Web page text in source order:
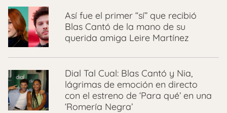
Así fue el primer “sí” que recibió
Blas Cantó de la mano de su
querida amiga Leire Martínez
Dial Tal Cual: Blas Cantó y Nia,
lágrimas de emoción en directo
con el estreno de ‘Para qué’ en una
‘Romería Negra’